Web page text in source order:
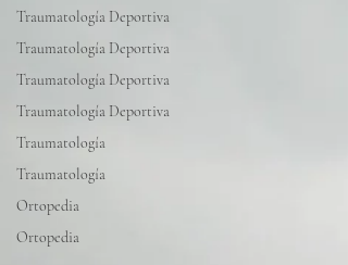
Traumatología Deportiva
Traumatología Deportiva
Traumatología Deportiva
Traumatología Deportiva
Traumatología
Traumatología
Ortopedia
Ortopedia